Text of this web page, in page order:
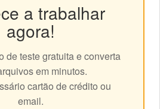
a trabalhar
agora!
de teste gratuita e converta
em minutos.
cartão de crédito ou
email.